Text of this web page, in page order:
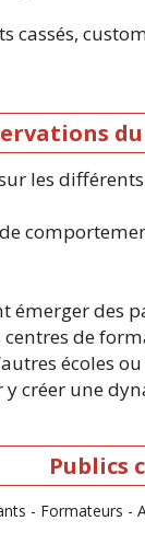
cassés,
les
des
de
écoles
créer une
Publics
- Formateurs -